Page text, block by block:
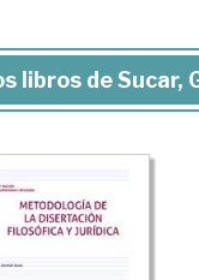
libros de Sucar,